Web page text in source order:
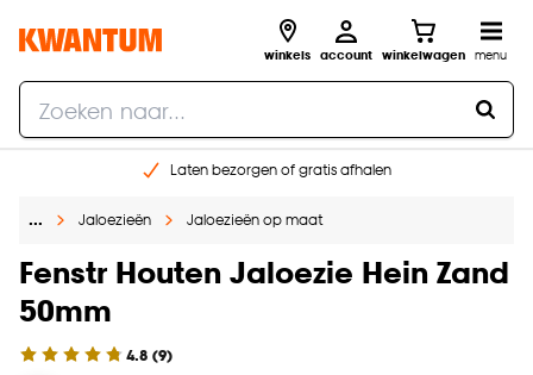
winkels account winkelwagen menu
Laten bezorgen of gratis afhalen
Gratis raam advies en opmeten aan huis
… Jaloezieën Jaloezieën op maat
Fenstr Houten Jaloezie Hein Zand
50mm
4.8 (9)